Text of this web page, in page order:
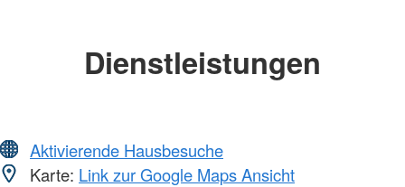
Dienstleistungen
Aktivierende Hausbesuche
Karte: Link zur Google Maps Ansicht